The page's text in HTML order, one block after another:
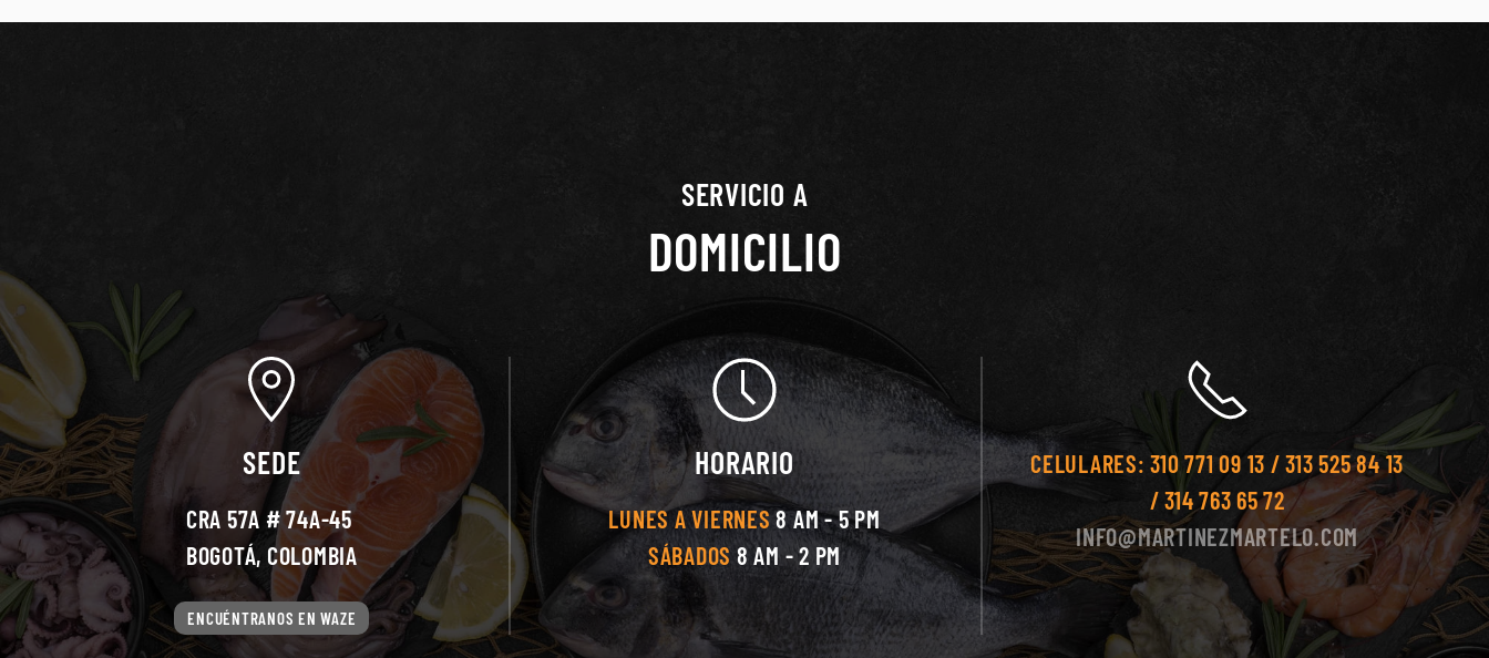
SERVICIO A
DOMICILIO
SEDE
CRA 57A # 74A-45
BOGOTÁ, COLOMBIA
ENCUÉNTRANOS EN WAZE
HORARIO
LUNES A VIERNES8 AM - 5 PM
SÁBADOS 8 AM - 2 PM
CELULARES: 310 771 09 13 / 313 525 84 13
/ 314 763 65 72
INFO@MARTINEZMARTELO.COM